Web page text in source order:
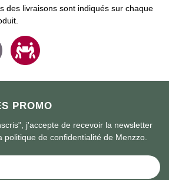
PROMO
j'accepte de recevoir la newsletter
politique de confidentialité de Menzzo.
:
des livraisons sont indiqués sur chaque